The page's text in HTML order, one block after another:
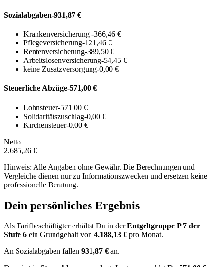
Sozialabgaben-931,87 €
Krankenversicherung -366,46 €
Pflegeversicherung-121,46 €
Rentenversicherung-389,50 €
Arbeitslosenversicherung-54,45 €
keine Zusatzversorgung-0,00 €
Steuerliche Abzüge-571,00 €
Lohnsteuer-571,00 €
Solidaritätszuschlag-0,00 €
Kirchensteuer-0,00 €
Netto
2.685,26 €
Hinweis: Alle Angaben ohne Gewähr. Die Berechnungen und
Vergleiche dienen nur zu Informationszwecken und ersetzen keine
professionelle Beratung.
Dein persönliches Ergebnis
Als Tarifbeschäftigter erhältst Du in derEntgeltgruppe P 7 der
Stufe 6 ein Grundgehalt von 4.188,13 € pro Monat.
An Sozialabgaben fallen 931,87 € an.